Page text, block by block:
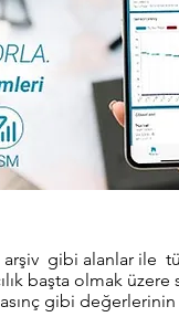
arşiv gibi alanlar ile
başta olmak üzere
gibi